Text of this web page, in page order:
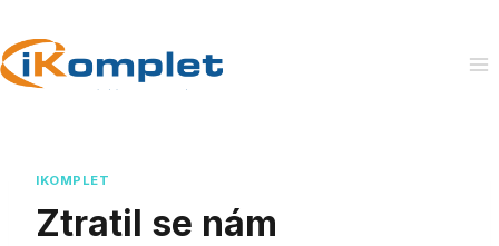
to
content
IKOMPLET
Ztratil se nám